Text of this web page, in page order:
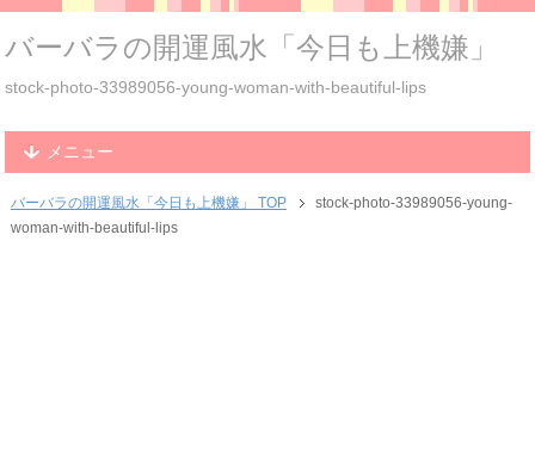
バーバラの開運風水「今日も上機嫌」
stock-photo-33989056-young-woman-with-beautiful-lips
メニュー
バーバラの開運風水「今日も上機嫌」 TOP
stock-photo-33989056-young-
woman-with-beautiful-lips